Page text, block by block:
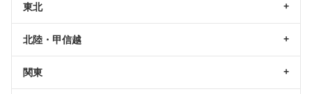
東北
北陸・甲信越
関東